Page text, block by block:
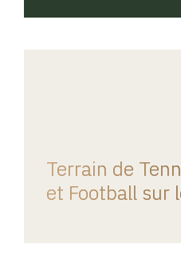
Terrain de
et Football sur